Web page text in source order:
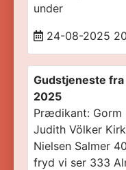
under
24-08-2025
Gudstjeneste
2025
Prædikant: Gorm
Judith Völker
Nielsen Salmer
fryd vi ser 333